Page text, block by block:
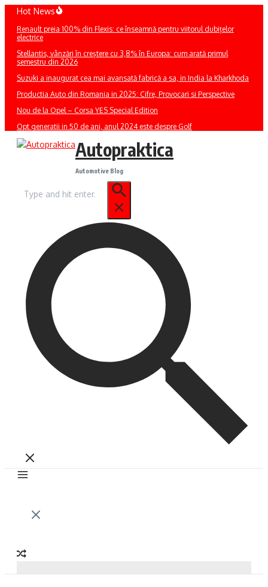
Sari
conținut
Hot News
Renault preia 100% din Flexis: ce înseamnă pentru viitorul dubițelor
electrice
Stellantis, vânzări în creștere cu 3,8% în Europa: cum arată primul
semestru din 2026
Suzuki a inaugurat cea mai avansată fabrică a sa, in India la Kharkhoda
Productia Auto din Romania in 2025: Cifre, Provocari si Perspective
Nou de la Opel – Corsa YES Special Edition
Opt generatii in 50 de ani, anul 2024 este despre Golf
Autopraktica
Automotive Blog
după: